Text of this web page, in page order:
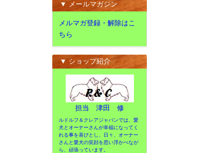
▼ メールマガジン
メルマガ登録・解除はこ
ちら
▼ ショップ紹介
担当 津田 修
ルドルフ＆クレアジャパンでは、愛
犬とオーナーさんが幸福になってく
れる事を喜びとし、日々、オーナー
さんと愛犬の笑顔を思い浮かべなが
ら、頑張っています。